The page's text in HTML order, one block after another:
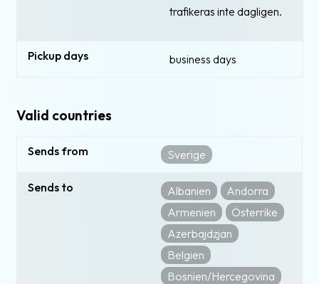
trafikeras inte dagligen.
Pickup days business days
Valid countries
Sends from Sverige
Sends to Albanien
Andorra
Armenien
Österrike
Azerbajdzjan
Belgien
Bosnien/Hercegovina